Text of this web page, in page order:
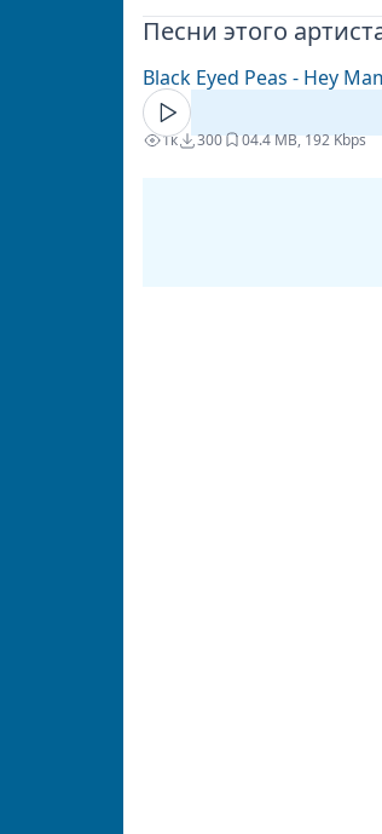
Песни этого
Black Eyed Peas - Hey
1к 300 04.4 MB, 192 Kbps